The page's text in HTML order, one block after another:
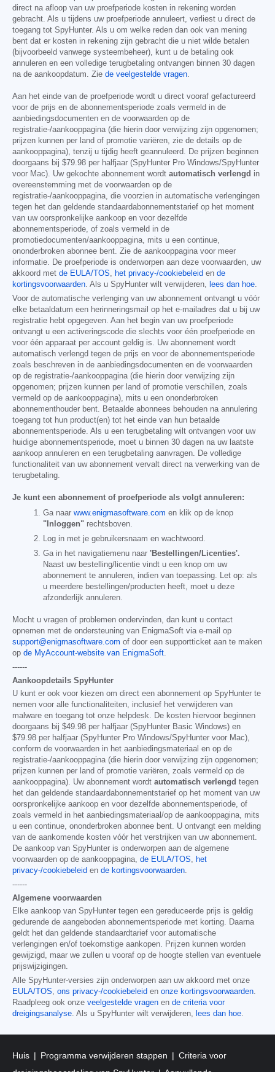
direct na afloop van uw proefperiode kosten in rekening worden
gebracht. Als u tijdens uw proefperiode annuleert, verliest u direct de
toegang tot SpyHunter. Als u om welke reden dan ook van mening
bent dat er kosten in rekening zijn gebracht die u niet wilde betalen
(bijvoorbeeld vanwege systeembeheer), kunt u de betaling ook
annuleren en een volledige terugbetaling ontvangen binnen 30 dagen
na de aankoopdatum. Zie de veelgestelde vragen.
Aan het einde van de proefperiode wordt u direct vooraf gefactureerd
voor de prijs en de abonnementsperiode zoals vermeld in de
aanbiedingsdocumenten en de voorwaarden op de
registratie-/aankooppagina (die hierin door verwijzing zijn opgenomen;
prijzen kunnen per land of promotie variëren, zie de details op de
aankooppagina), tenzij u tijdig heeft geannuleerd. De prijzen beginnen
doorgaans bij $79.98 per halfjaar (SpyHunter Pro Windows/SpyHunter
voor Mac). Uw gekochte abonnement wordt automatisch verlengd in
overeenstemming met de voorwaarden op de
registratie-/aankooppagina, die voorzien in automatische verlengingen
tegen het dan geldende standaardabonnementstarief op het moment
van uw oorspronkelijke aankoop en voor dezelfde
abonnementsperiode, of zoals vermeld in de
promotiedocumenten/aankooppagina, mits u een continue,
ononderbroken abonnee bent. Zie de aankooppagina voor meer
informatie. De proefperiode is onderworpen aan deze voorwaarden, uw
akkoord met de EULA/TOS, het privacy-/cookiebeleid en de
kortingsvoorwaarden. Als u SpyHunter wilt verwijderen, lees dan hoe.
Voor de automatische verlenging van uw abonnement ontvangt u vóór
elke betaaldatum een herinneringsmail op het e-mailadres dat u bij uw
registratie hebt opgegeven. Aan het begin van uw proefperiode
ontvangt u een activeringscode die slechts voor één proefperiode en
voor één apparaat per account geldig is. Uw abonnement wordt
automatisch verlengd tegen de prijs en voor de abonnementsperiode
zoals beschreven in de aanbiedingsdocumenten en de voorwaarden
op de registratie-/aankooppagina (die hierin door verwijzing zijn
opgenomen; prijzen kunnen per land of promotie verschillen, zoals
vermeld op de aankooppagina), mits u een ononderbroken
abonnementhouder bent. Betaalde abonnees behouden na annulering
toegang tot hun product(en) tot het einde van hun betaalde
abonnementsperiode. Als u een terugbetaling wilt ontvangen voor uw
huidige abonnementsperiode, moet u binnen 30 dagen na uw laatste
aankoop annuleren en een terugbetaling aanvragen. De volledige
functionaliteit van uw abonnement vervalt direct na verwerking van de
terugbetaling.
Je kunt een abonnement of proefperiode als volgt annuleren:
Ga naar www.enigmasoftware.com en klik op de knop
"Inloggen" rechtsboven.
Log in met je gebruikersnaam en wachtwoord.
Ga in het navigatiemenu naar 'Bestellingen/Licenties'.
Naast uw bestelling/licentie vindt u een knop om uw
abonnement te annuleren, indien van toepassing. Let op: als
u meerdere bestellingen/producten heeft, moet u deze
afzonderlijk annuleren.
Mocht u vragen of problemen ondervinden, dan kunt u contact
opnemen met de ondersteuning van EnigmaSoft via e-mail op
support@enigmasoftware.com of door een supportticket aan te maken
op de MyAccount-website van EnigmaSoft.
------
Aankoopdetails SpyHunter
U kunt er ook voor kiezen om direct een abonnement op SpyHunter te
nemen voor alle functionaliteiten, inclusief het verwijderen van
malware en toegang tot onze helpdesk. De kosten hiervoor beginnen
doorgaans bij $49.98 per halfjaar (SpyHunter Basic Windows) en
$79.98 per halfjaar (SpyHunter Pro Windows/SpyHunter voor Mac),
conform de voorwaarden in het aanbiedingsmateriaal en op de
registratie-/aankooppagina (die hierin door verwijzing zijn opgenomen;
prijzen kunnen per land of promotie variëren, zoals vermeld op de
aankooppagina). Uw abonnement wordt automatisch verlengd tegen
het dan geldende standaardabonnementstarief op het moment van uw
oorspronkelijke aankoop en voor dezelfde abonnementsperiode, of
zoals vermeld in het aanbiedingsmateriaal/op de aankooppagina, mits
u een continue, ononderbroken abonnee bent. U ontvangt een melding
van de aankomende kosten vóór het verstrijken van uw abonnement.
De aankoop van SpyHunter is onderworpen aan de algemene
voorwaarden op de aankooppagina, de EULA/TOS, het
privacy-/cookiebeleid en de kortingsvoorwaarden.
------
Algemene voorwaarden
Elke aankoop van SpyHunter tegen een gereduceerde prijs is geldig
gedurende de aangeboden abonnementsperiode met korting. Daarna
geldt het dan geldende standaardtarief voor automatische
verlengingen en/of toekomstige aankopen. Prijzen kunnen worden
gewijzigd, maar we zullen u vooraf op de hoogte stellen van eventuele
prijswijzigingen.
Alle SpyHunter-versies zijn onderworpen aan uw akkoord met onze
EULA/TOS, ons privacy-/cookiebeleid en onze kortingsvoorwaarden.
Raadpleeg ook onze veelgestelde vragen en de criteria voor
dreigingsanalyse. Als u SpyHunter wilt verwijderen, lees dan hoe.
Huis Programma verwijderen stappen
Criteria voor